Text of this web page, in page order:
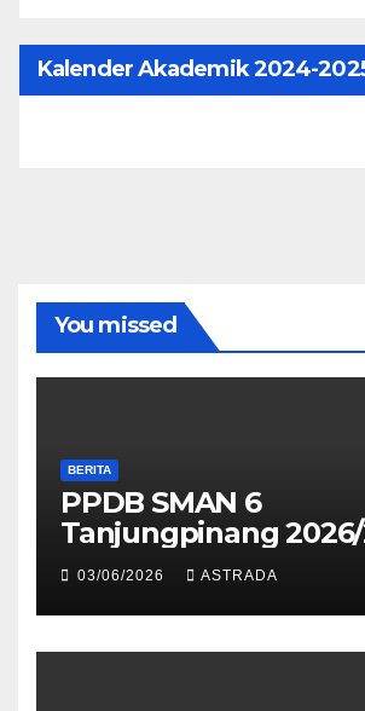
Kalender Akademik 2024-
You missed
BERITA
PPDB SMAN 6
Tanjungpinang
03/06/2026 ASTRADA